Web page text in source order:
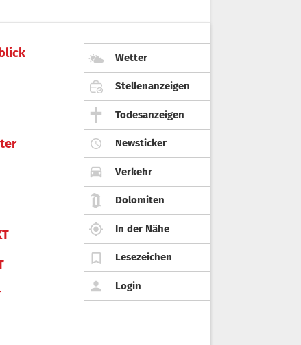
Wetter
Stellenanzeigen
Todesanzeigen
Newsticker
Verkehr
Dolomiten
In der Nähe
Lesezeichen
Login